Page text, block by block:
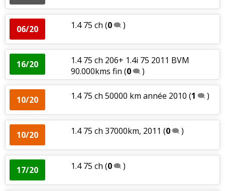
06/20 1.4 75 ch (0 )
16/20
1.4 75 ch 206+ 1.4i 75 2011 BVM
90.000kms fin (0 )
10/20 1.4 75 ch 50000 km année 2010 (1 )
10/20 1.4 75 ch 37000km, 2011 (0 )
17/20 1.4 75 ch (0 )